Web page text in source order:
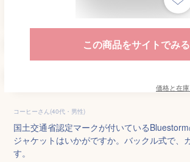
この商品をサイトでみる
価格と在
コーヒーさん(40代・男性)
国土交通省認定マークが付いている
ジャケットはいかがですか。バックル式で、
す。